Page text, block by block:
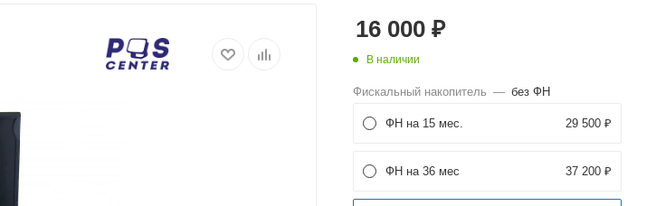
16 000 ₽
В наличии
Фискальный накопитель — без ФН
ФН на 15 мес. 29 500 ₽
ФН на 36 мес 37 200 ₽